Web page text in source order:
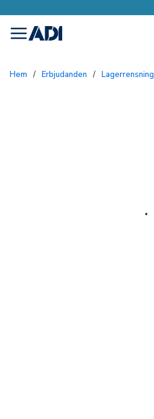
menu
Hem / Erbjudanden / Lagerrensning